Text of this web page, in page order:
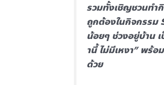
รวมทั้งเชิญชวนทำ
ถูกต้องในกิจกรรม
น้อยๆ ช่วงอยู่บ้าน
านี้ ไม่มีเหงา” พร้
ด้วย